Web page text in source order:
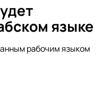
языке
рабочим языком